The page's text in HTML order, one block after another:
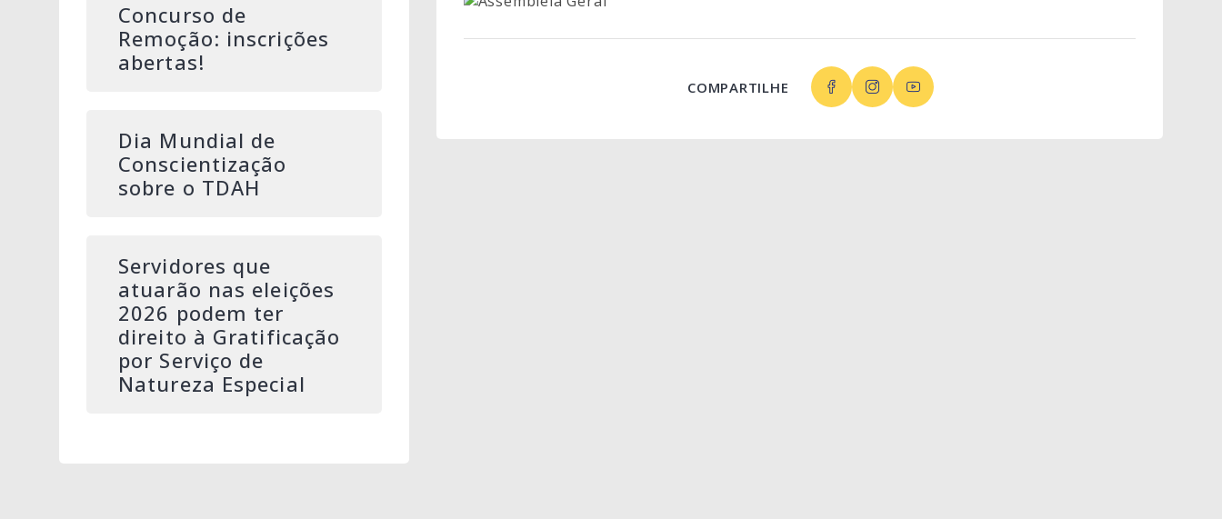
Concurso de
Remoção: inscrições
abertas!
Dia Mundial de
Conscientização
sobre o TDAH
Servidores que
atuarão nas eleições
2026 podem ter
direito à Gratificação
por Serviço de
Natureza Especial
COMPARTILHE